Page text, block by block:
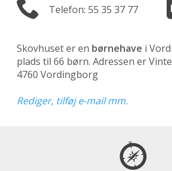
Telefon: 55 35 37 77
Skovhuset er en børnehave i
plads til 66 børn. Adressen er
4760 Vordingborg
Rediger, tilføj e-mail mm.